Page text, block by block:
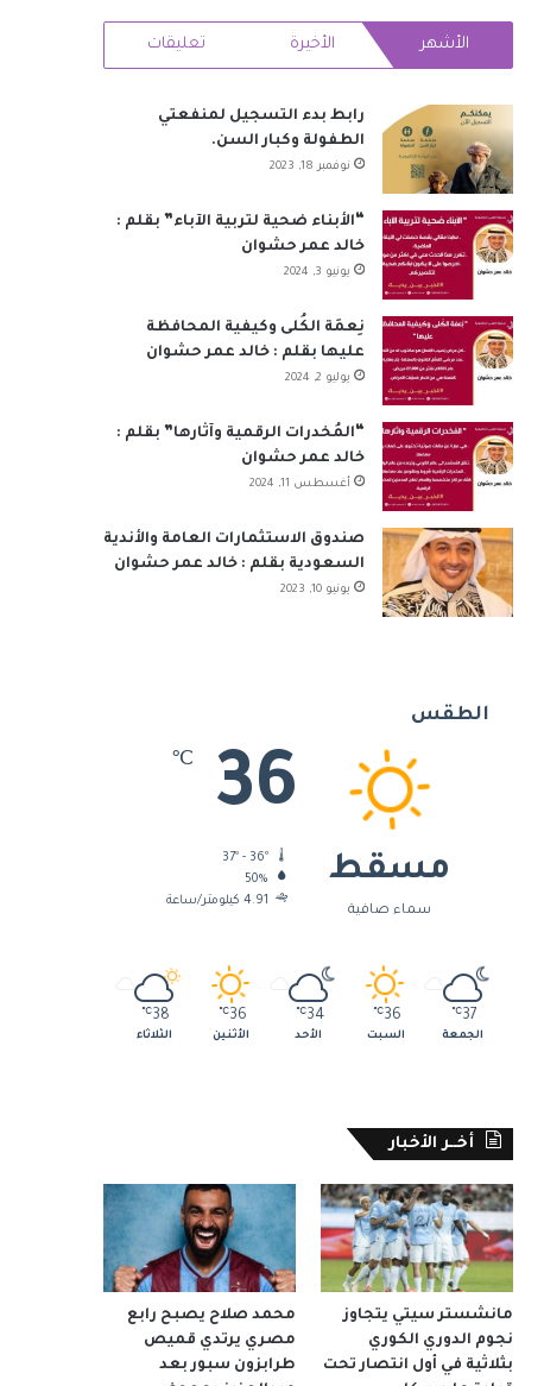
RSS
الأشهر الأخيرة تعليقات
رابط بدء التسجيل لمنفعتي
الطفولة وكبار السن.
نوفمبر 18, 2023
“الأبناء ضحية لتربية الآباء” بقلم :
خالد عمر حشوان
يونيو 3, 2024
نِعمَة الكُلى وكيفية المحافظة
عليها بقلم : خالد عمر حشوان
يوليو 2, 2024
“المُخدرات الرقمية وآثارها” بقلم :
خالد عمر حشوان
أغسطس 11, 2024
صندوق الاستثمارات العامة والأندية
السعودية بقلم : خالد عمر حشوان
يونيو 10, 2023
الطقس
مسقط
سماء صافية
36
℃
50%
4.91 كيلومتر/ساعة
37
℃
الجمعة
36
℃
السبت
34
℃
الأحد
36
℃
الأثنين
38
℃
الثلاثاء
أخــر الأخبار
مانشستر سيتي يتجاوز
نجوم الدوري الكوري
بثلاثية في أول انتصار تحت
محمد صلاح يصبح رابع
مصري يرتدي قميص
طرابزون سبور بعد